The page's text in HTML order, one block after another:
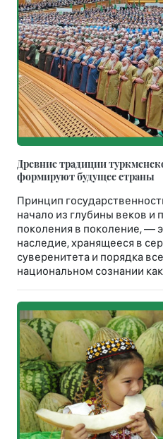
Древние традиции
формируют будущее страны
Принцип
начало из глубины веков и
поколения в поколение, —
наследие, хранящееся в
суверенитета и порядка
национальном сознании